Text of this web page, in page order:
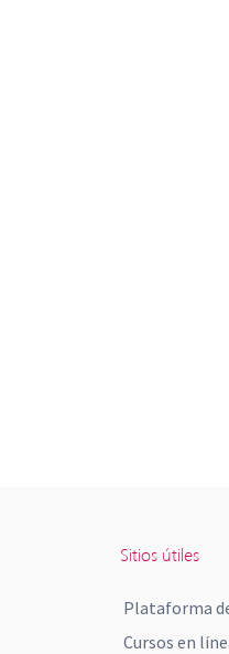
Sitios útiles
Plataforma
Cursos en